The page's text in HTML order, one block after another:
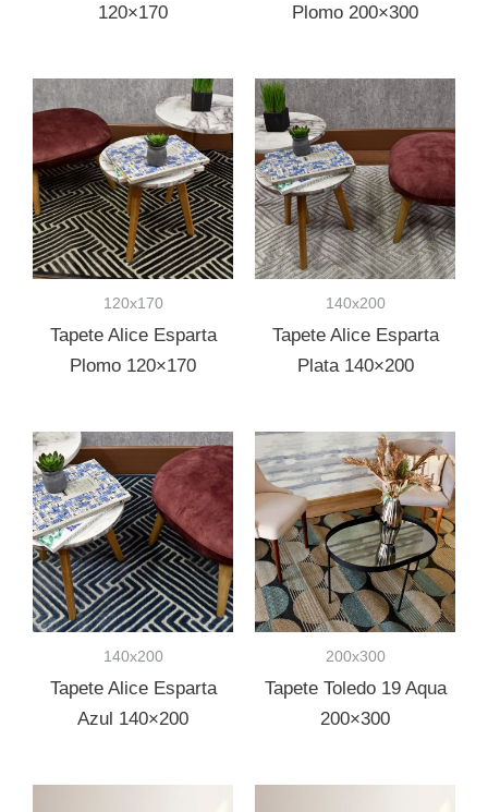
120×170
Plomo 200×300
120x170
Tapete Alice Esparta
Plomo 120×170
140x200
Tapete Alice Esparta
Plata 140×200
140x200
Tapete Alice Esparta
Azul 140×200
200x300
Tapete Toledo 19 Aqua
200×300